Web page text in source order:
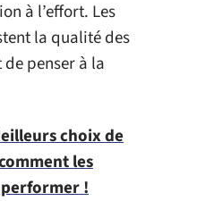
à l’effort. Les
la qualité des
penser à la
choix de
les
!